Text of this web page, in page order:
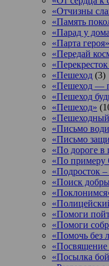
«Отчизны
«Память
«Парад у
«Парта героя»
«Передай
«Пешеход (3)
«Пешеход —
«Пешеход
«Пешеход»
«Пешеходный
«Письмо
«Письмо
«По дороге в
«По примеру
«Подросток
«Поиск
«Помоги
«Помоги
«Помочь без
«Посвящение
«Посылка